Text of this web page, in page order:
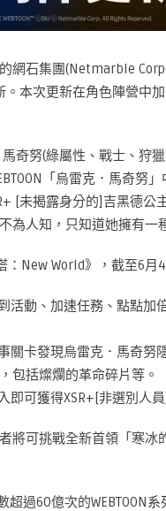
網石集團(Netmarble
。本次更新在角色陣營中
奇努(綠屬性、戰士、狩
「烏雷克．馬奇努
[未揭露身分的]吉黑德公
為人知，只知道她擁有一
New World》，截至6月
活動、加速任務、點點加
關卡發現烏雷克．馬奇努
包括燦爛的革命碎片等。
可獲得XSR+[非選別人
將可挑戰全新首領「寒冰
過60億次的WEBTOON